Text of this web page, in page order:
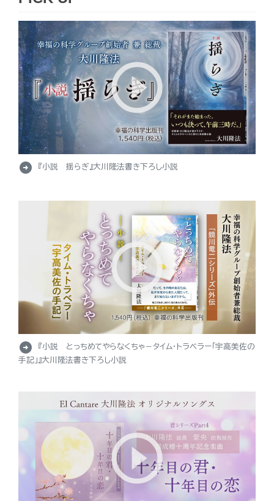
arrow_circle_right 『小説 揺らぎ』大川隆法書き下ろし小説
arrow_circle_right
『小説 とっちめてやらなくちゃ－タイム・トラベラー「宇高美佐の
手記」』大川隆法書き下ろし小説